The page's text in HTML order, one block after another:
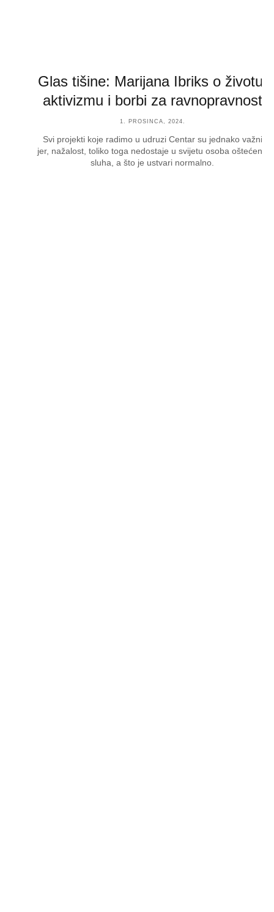
Glas tišine: Marijana Ibriks o životu,
aktivizmu i borbi za ravnopravnost
1. PROSINCA, 2024.
Svi projekti koje radimo u udruzi Centar su jednako važni
jer, nažalost, toliko toga nedostaje u svijetu osoba oštećena
sluha, a što je ustvari normalno.